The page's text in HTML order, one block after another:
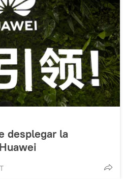
desplegar la